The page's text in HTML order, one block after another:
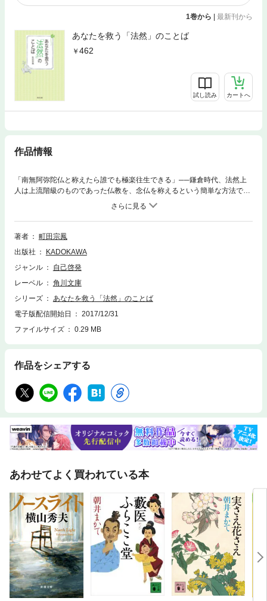
1巻から | 最新刊から
あなたを救う「法然」のことば
462
試し読み カートへ
作品情報
「南無阿弥陀仏と称えたら誰でも極楽往生できる」──鎌倉時代、法然上
人は上流階級のものであった仏教を、念仏を称えるという簡単な方法で民
衆の宗教に変え、多くの人々の悩み苦しみを聞き、的確な答えを授けまし
た。そんな法然がいまの世に生きていたら、私たちの悩みにどう答えてく
れるのでしょう……。この本は法然にかわり悩みに答える形で、法然のこ
とばとそこに込められた思いを綴る１冊です。あなたに幸せが訪れますよ
著者
町田宗鳳
出版社
KADOKAWA
ジャンル
自己啓発
レーベル
角川文庫
シリーズ
あなたを救う「法然」のことば
電子版配信開始日
2017/12/31
ファイルサイズ
0.29 MB
作品をシェアする
あわせてよく買われている本